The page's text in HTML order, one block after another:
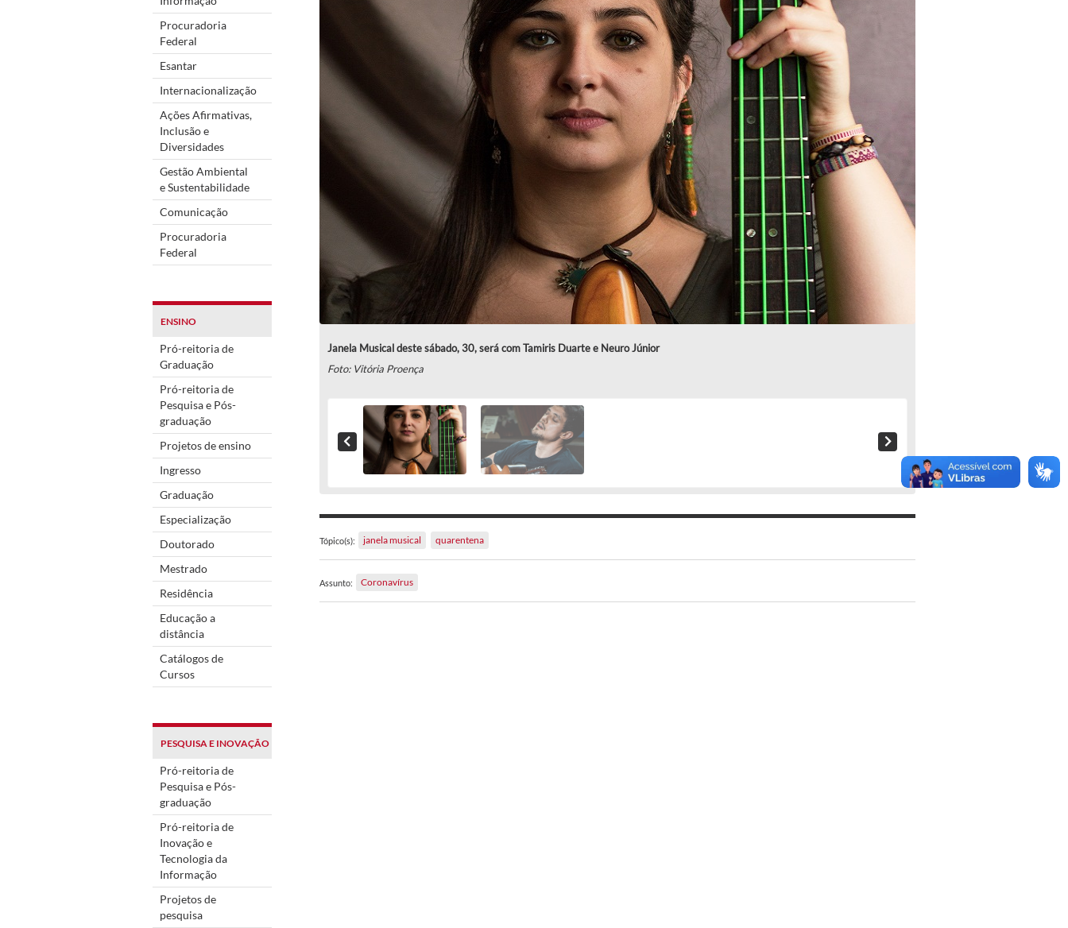
Procuradoria
Federal
Esantar
Internacionalização
Ações Afirmativas,
Inclusão e
Diversidades
Gestão Ambiental
e Sustentabilidade
Comunicação
Procuradoria
Federal
ENSINO
Pró-reitoria de
Graduação
Pró-reitoria de
Pesquisa e Pós-
graduação
Projetos de ensino
Ingresso
Graduação
Especialização
Doutorado
Mestrado
Residência
Educação a
distância
Catálogos de
Cursos
PESQUISA E INOVAÇÃO
Pró-reitoria de
Pesquisa e Pós-
graduação
Pró-reitoria de
Inovação e
Tecnologia da
Informação
Projetos de
pesquisa
Janela Musical deste sábado, 30, será com Tamiris Duarte e Neuro Júnior
Foto: Vitória Proença
Tópico(s): janela musical quarentena
Assunto: Coronavírus